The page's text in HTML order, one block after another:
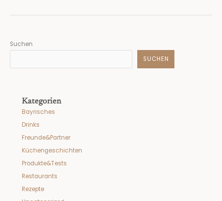
Suchen
SUCHEN
Kategorien
Bayrisches
Drinks
Freunde&Partner
Küchengeschichten
Produkte&Tests
Restaurants
Rezepte